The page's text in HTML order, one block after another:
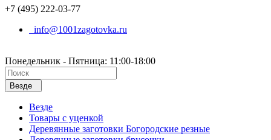
+7 (495) 222-03-77
info@1001zagotovka.ru
Понедельник - Пятница: 11:00-18:00
Везде
Везде
Товары с уценкой
Деревянные заготовки Богородские резные